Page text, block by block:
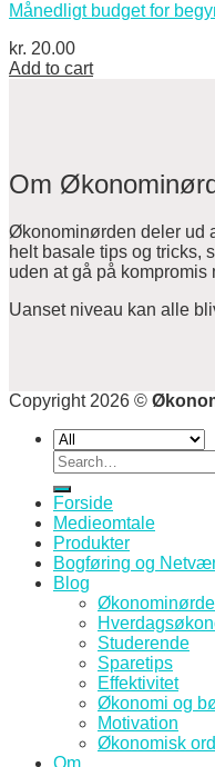
Månedligt budget for
kr. 20.00
Add to cart
Om
Økonominørden deler ud
helt basale tips og tricks,
uden at gå på kompromis
Uanset niveau kan alle
Copyright 2026 ©
Search
for:
Forside
Medieomtale
Produkter
Bogføring og
Blog
Studerende
Sparetips
Effektivitet
Økonomi og
Motivation
Økonomisk
Om